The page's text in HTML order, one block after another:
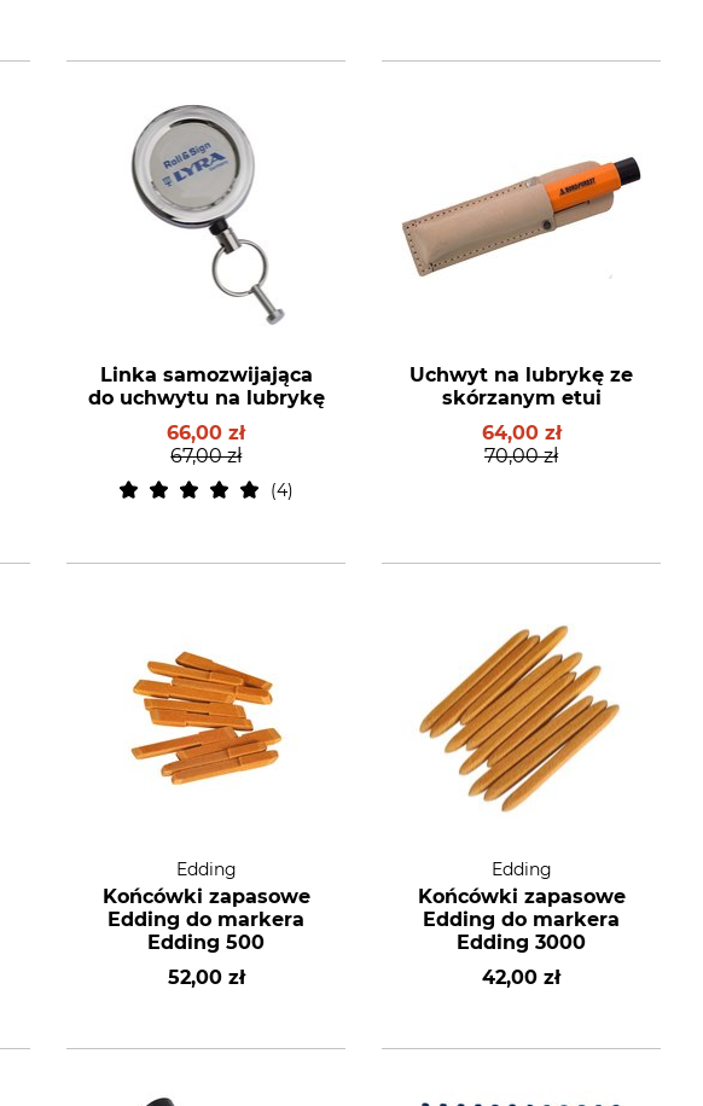
Linka samozwijająca
do uchwytu na lubrykę
66,00 zł
67,00 zł
4
Uchwyt na lubrykę ze
skórzanym etui
64,00 zł
70,00 zł
Edding
Końcówki zapasowe
Edding do markera
Edding 500
52,00 zł
Edding
Końcówki zapasowe
Edding do markera
Edding 3000
42,00 zł